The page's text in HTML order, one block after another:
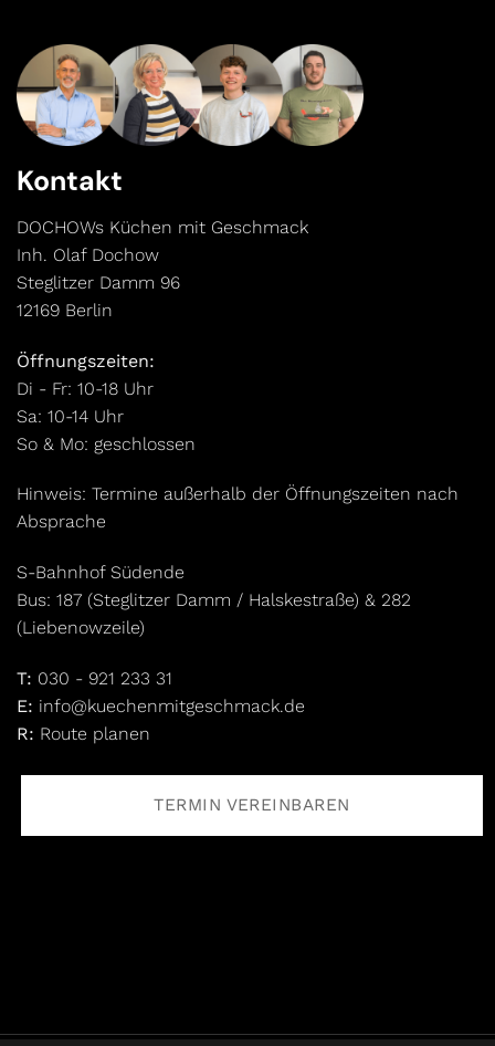
Kontakt
DOCHOWs Küchen mit Geschmack
Inh. Olaf Dochow
Steglitzer Damm 96
12169 Berlin
Öffnungszeiten:
Di - Fr: 10-18 Uhr
Sa: 10-14 Uhr
So & Mo: geschlossen
Hinweis: Termine außerhalb der Öffnungszeiten nach
Absprache
S-Bahnhof Südende
Bus: 187 (Steglitzer Damm / Halskestraße) & 282
(Liebenowzeile)
T: 030 - 921 233 31
E: info@kuechenmitgeschmack.de
R: Route planen
TERMIN VEREINBAREN